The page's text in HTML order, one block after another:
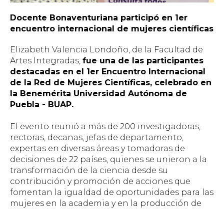
Docente Bonaventuriana participó en 1er
encuentro internacional de mujeres científicas
Elizabeth Valencia Londoño, de la Facultad de
Artes Integradas, fue una de las participantes
destacadas en el 1er Encuentro Internacional
de la Red de Mujeres Científicas, celebrado en
la Benemérita Universidad Autónoma de
Puebla - BUAP.
El evento reunió a más de 200 investigadoras,
rectoras, decanas, jefas de departamento,
expertas en diversas áreas y tomadoras de
decisiones de 22 países, quienes se unieron a la
transformación de la ciencia desde su
contribución y promoción de acciones que
fomentan la igualdad de oportunidades para las
mujeres en la academia y en la producción de